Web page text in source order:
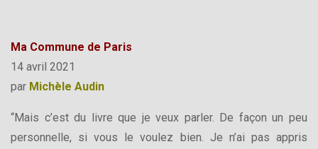
Ma Commune de Paris
14 avril 2021
par Michèle Audin
“Mais c’est du livre que je veux parler. De façon un peu
personnelle, si vous le voulez bien. Je n’ai pas appris